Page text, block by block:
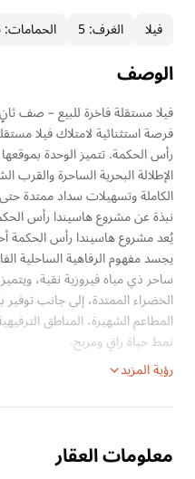
فيلا الغرف:
5 الحمامات:
الوصف
فيلا مستقلة فاخرة للبيع – صف
فرصة استثنائية لامتلاك فيلا
رأس الحكمة. تتميز الوحدة
الإطلالة البحرية الساحرة
الكاملة وتسهيلات سداد ممتدة حتى 10 سنوات.
نبذة عن مشروع هاسيندا رأس
يُعد مشروع هاسيندا رأس الحكمة
يجسد مفهوم الرفاهية الساحلية
ساحر ذي مياه فيروزية نقية،
الخضراء الممتدة، إلى جانب توفير
المطاعم الشهيرة، المناطق
نمط حياة راقٍ ومريح.
رؤية المزيد
معلومات العقار